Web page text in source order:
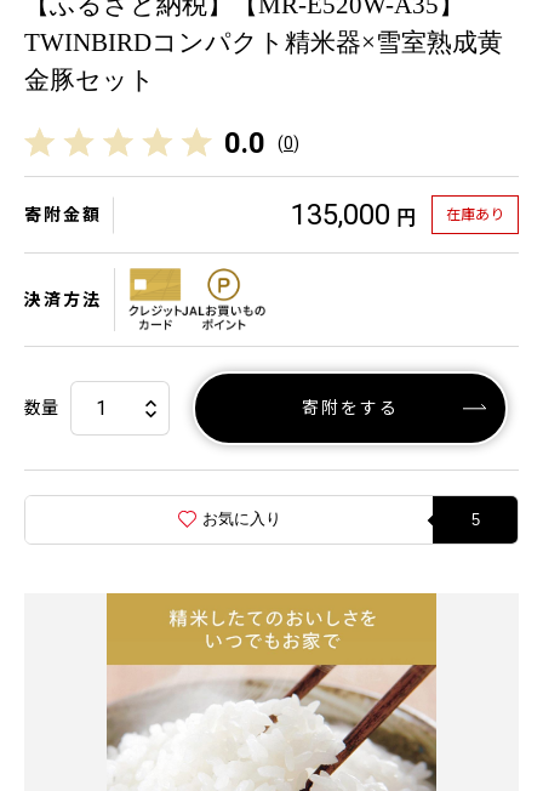
TWINBIRDコンパクト精米器×雪室熟成黄
金豚セット
0.0 (0)
寄附金額 135,000 円 在庫あり
決済方法
数量 寄附をする
お気に入り 5